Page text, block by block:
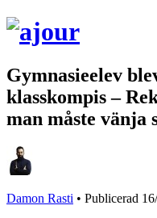
Gymnasieelev
klasskompis –
man måste vänja
Damon Rasti • Publicerad